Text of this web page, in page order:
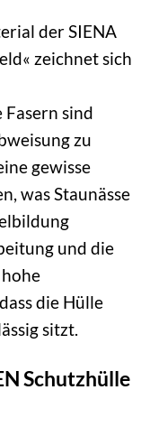
der SIENA
zeichnet sich
sind
zu
gewisse
was Staunässe
und die
die Hülle
sitzt.
Schutzhülle